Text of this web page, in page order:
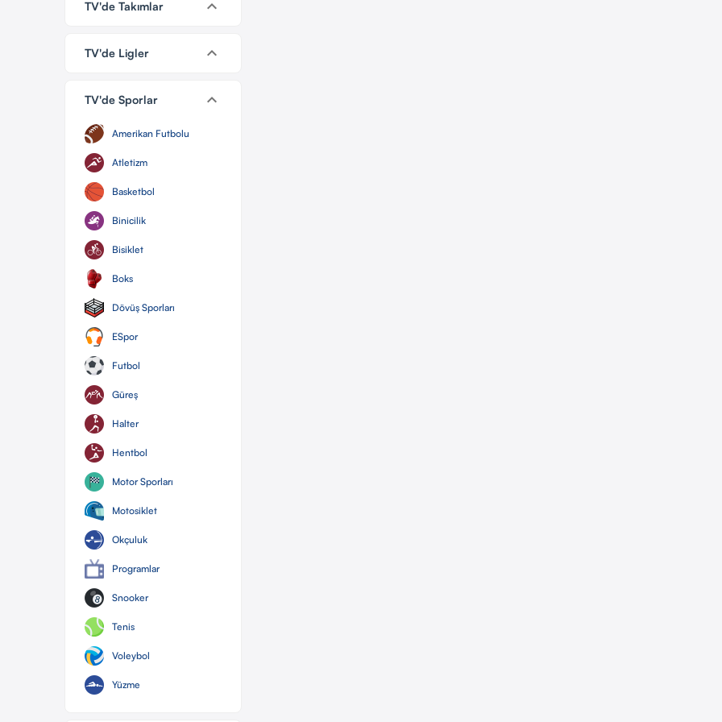
TV'de Takımlar keyboard_arrow_down
TV'de Ligler keyboard_arrow_down
TV'de Sporlar keyboard_arrow_down
Amerikan Futbolu
Atletizm
Basketbol
Binicilik
Bisiklet
Boks
Dövüş Sporları
ESpor
Futbol
Güreş
Halter
Hentbol
Motor Sporları
Motosiklet
Okçuluk
Programlar
Snooker
Tenis
Voleybol
Yüzme